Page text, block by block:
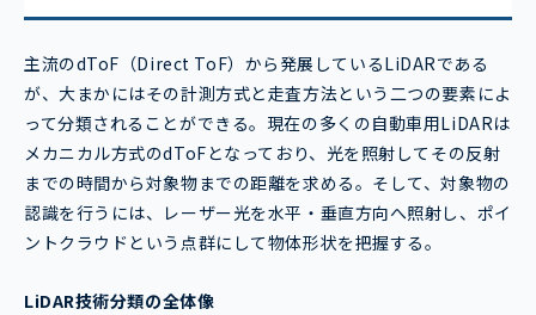
主流のdToF（Direct ToF）から発展しているLiDARである
が、大まかにはその計測方式と走査方法という二つの要素によ
って分類されることができる。現在の多くの自動車用LiDARは
メカニカル方式のdToFとなっており、光を照射してその反射
までの時間から対象物までの距離を求める。そして、対象物の
認識を行うには、レーザー光を水平・垂直方向へ照射し、ポイ
ントクラウドという点群にして物体形状を把握する。
LiDAR技術分類の全体像